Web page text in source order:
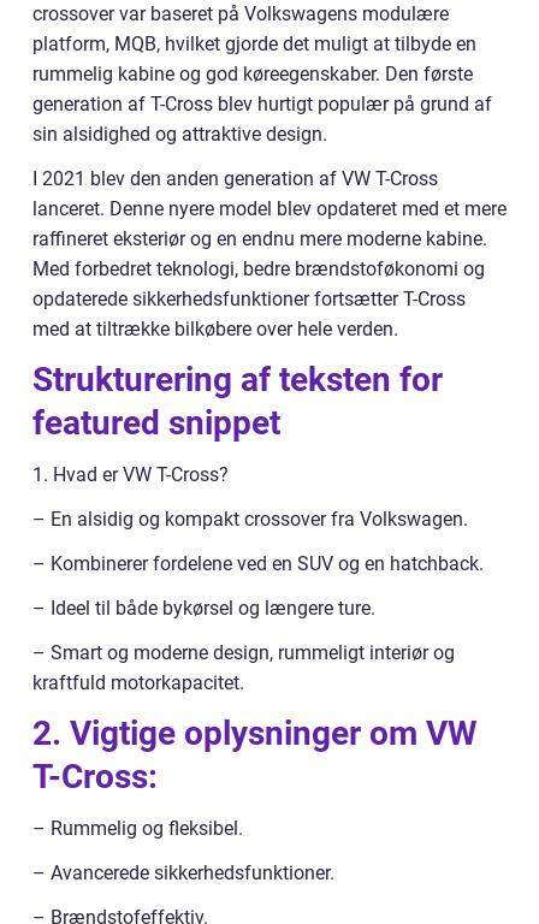
crossover var baseret på Volkswagens modulære
platform, MQB, hvilket gjorde det muligt at tilbyde en
rummelig kabine og god køreegenskaber. Den første
generation af T-Cross blev hurtigt populær på grund af
sin alsidighed og attraktive design.
I 2021 blev den anden generation af VW T-Cross
lanceret. Denne nyere model blev opdateret med et mere
raffineret eksteriør og en endnu mere moderne kabine.
Med forbedret teknologi, bedre brændstoføkonomi og
opdaterede sikkerhedsfunktioner fortsætter T-Cross
med at tiltrække bilkøbere over hele verden.
Strukturering af teksten for
featured snippet
1. Hvad er VW T-Cross?
– En alsidig og kompakt crossover fra Volkswagen.
– Kombinerer fordelene ved en SUV og en hatchback.
– Ideel til både bykørsel og længere ture.
– Smart og moderne design, rummeligt interiør og
kraftfuld motorkapacitet.
2. Vigtige oplysninger om VW
T-Cross:
– Rummelig og fleksibel.
– Avancerede sikkerhedsfunktioner.
– Brændstofeffektiv.